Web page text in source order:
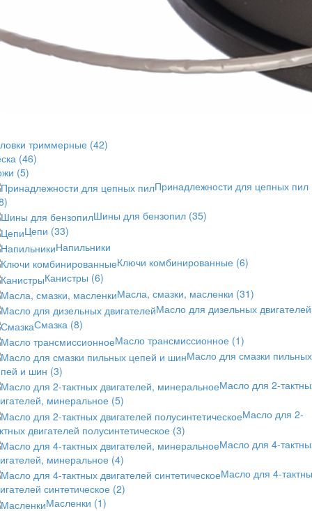
триммерные (42)
(46)
(5)
Принадлежности для цепных пил
Шины для бензопил (35)
Цепи (33)
Напильники
Ключи комбинированные (6)
Канистры (6)
Масла, смазки, масленки (31)
Масло для дизельных двигателей
Смазка (8)
Масло трансмиссионное (1)
Масло для смазки пильных
и шин (3)
Масло для 2-
минеральное (5)
Масло для 2-
двигателей полусинтетическое (3)
Масло для 4-
минеральное (4)
Масло для 4-
синтетическое (2)
Масленки (1)